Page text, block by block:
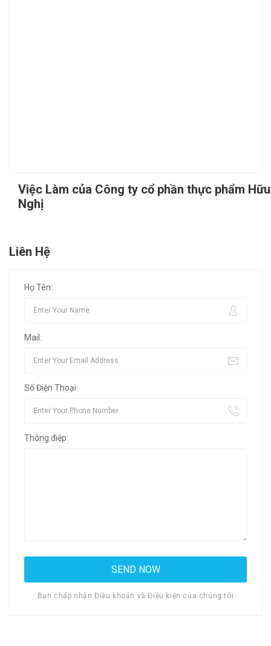
Việc Làm của Công ty cổ phần thực phẩm Hữu
Nghị
Liên Hệ
Họ Tên:
Mail:
Số Điện Thoại:
Thông điệp:
Bạn chấp nhận Điều khoản và Điều kiện của chúng tôi